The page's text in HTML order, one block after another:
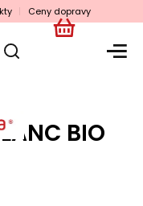
Ceny dopravy
NÁKUPNÍ
BIO